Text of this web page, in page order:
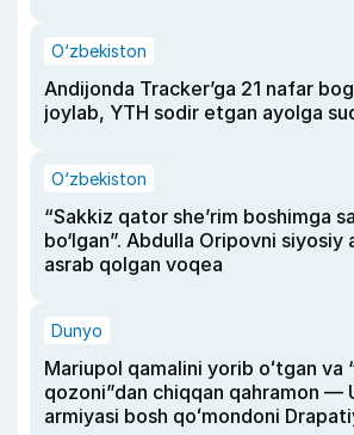
O‘zbekiston
Andijonda Tracker’ga 21 nafar
joylab, YTH sodir etgan ayolga
O‘zbekiston
“Sakkiz qator she’rim boshimga
bo‘lgan”. Abdulla Oripovni siyosiy
asrab qolgan voqea
Dunyo
Mariupol qamalini yorib oʻtgan va
qozoni”dan chiqqan qahramon —
armiyasi bosh qoʻmondoni